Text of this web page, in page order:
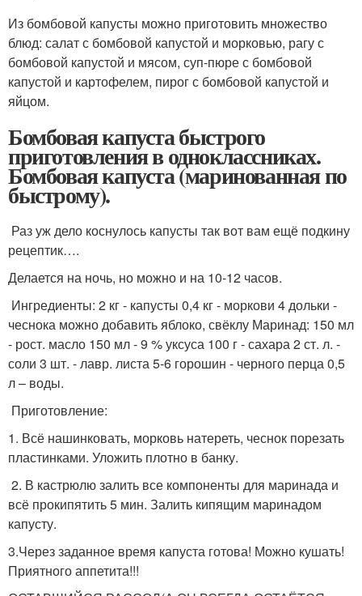
Из бомбовой капусты можно приготовить множество
блюд: салат с бомбовой капустой и морковью, рагу с
бомбовой капустой и мясом, суп-пюре с бомбовой
капустой и картофелем, пирог с бомбовой капустой и
яйцом.
Бомбовая капуста быстрого
приготовления в одноклассниках.
Бомбовая капуста (маринованная по
быстрому).
Раз уж дело коснулось капусты так вот вам ещё подкину
рецептик….
Делается на ночь, но можно и на 10-12 часов.
Ингредиенты: 2 кг - капусты 0,4 кг - моркови 4 дольки -
чеснока можно добавить яблоко, свёклу Маринад: 150 мл
- рост. масло 150 мл - 9 % уксуса 100 г - сахара 2 ст. л. -
соли 3 шт. - лавр. листа 5-6 горошин - черного перца 0,5
л – воды.
Приготовление:
1. Всё нашинковать, морковь натереть, чеснок порезать
пластинками. Уложить плотно в банку.
2. В кастрюлю залить все компоненты для маринада и
всё прокипятить 5 мин. Залить кипящим маринадом
капусту.
3.Через заданное время капуста готова! Можно кушать!
Приятного аппетита!!!